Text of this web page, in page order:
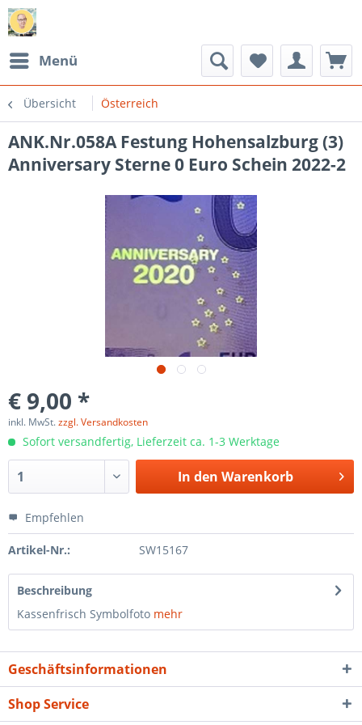
Menü
Übersicht Österreich
ANK.Nr.058A Festung Hohensalzburg (3)
Anniversary Sterne 0 Euro Schein 2022-2
€ 9,00 *
inkl. MwSt.zzgl. Versandkosten
Sofort versandfertig, Lieferzeit ca. 1-3 Werktage
In den Warenkorb
Empfehlen
Artikel-Nr.: SW15167
Beschreibung
Kassenfrisch Symbolfoto mehr
Geschäftsinformationen
Shop Service